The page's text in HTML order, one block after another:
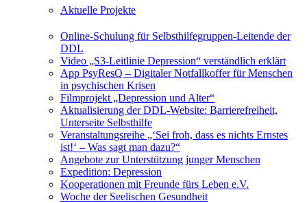
Aktuelle Projekte
Online-Schulung für Selbsthilfegruppen-Leitende der
DDL
Video „S3-Leitlinie Depression“ verständlich erklärt
App PsyResQ – Digitaler Notfallkoffer für Menschen
in psychischen Krisen
Filmprojekt „Depression und Alter“
Aktualisierung der DDL-Website: Barrierefreiheit,
Unterseite Selbsthilfe
Veranstaltungsreihe „‘Sei froh, dass es nichts Ernstes
ist!‘ – Was sagt man dazu?“
Angebote zur Unterstützung junger Menschen
Expedition: Depression
Kooperationen mit Freunde fürs Leben e.V.
Woche der Seelischen Gesundheit